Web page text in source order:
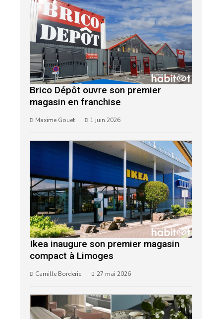
Brico Dépôt ouvre son premier
magasin en franchise
Maxime Gouet 1 juin 2026
Ikea inaugure son premier magasin
compact à Limoges
Camille Borderie 27 mai 2026